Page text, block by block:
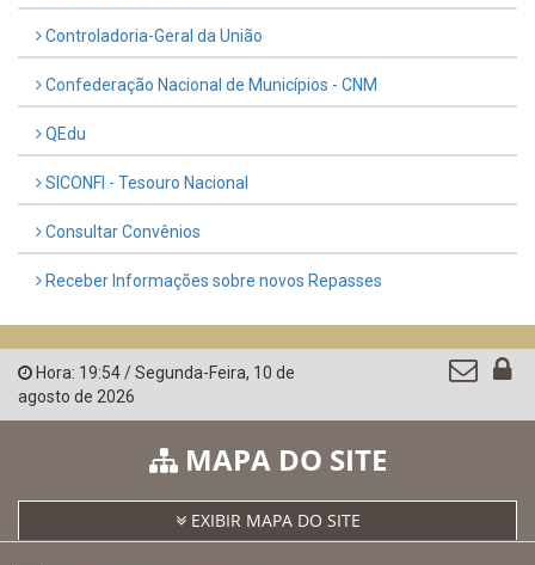
Controladoria-Geral da União
Confederação Nacional de Municípios - CNM
QEdu
SICONFI - Tesouro Nacional
Consultar Convênios
Receber Informações sobre novos Repasses
Hora: 19:54/Segunda-Feira, 10 de
agosto de 2026
MAPA DO SITE
EXIBIR MAPA DO SITE